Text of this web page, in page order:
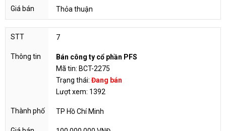
Thỏa thuận
7
Bán công ty cổ phần PFS
Mã tin: BCT-2275
Trạng thái: Đang bán
Lượt xem: 1392
TP Hồ Chí Minh